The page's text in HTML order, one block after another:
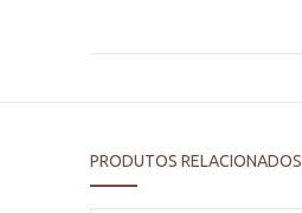
PRODUTOS RELACIONADOS